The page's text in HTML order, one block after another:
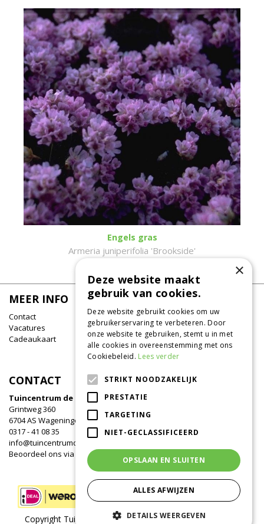
Engels gras
Armeria juniperifolia 'Brookside'
MEER INFO
Contact
Vacatures
Cadeaukaart
CONTACT
Tuincentrum de Oude Tol
Grintweg 360
6704 AS Wageningen
0317 - 41 08 35
info@tuincentrumdeoudetol.nl
Beoordeel ons via
Google
Copyright Tuincentrum de Oude Tol /Green Solutions
×
Deze website maakt
gebruik van cookies.
Deze website gebruikt cookies om uw
gebruikerservaring te verbeteren. Door
onze website te gebruiken, stemt u in met
alle cookies in overeenstemming met ons
Cookiebeleid. Lees verder
STRIKT NOODZAKELIJK
PRESTATIE
TARGETING
NIET-GECLASSIFICEERD
OPSLAAN EN SLUITEN
ALLES AFWIJZEN
DETAILS WEERGEVEN